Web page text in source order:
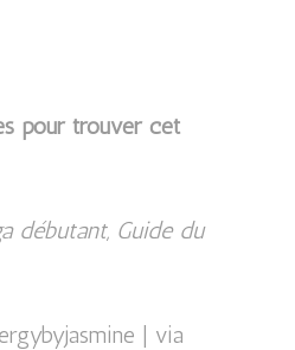
pour trouver cet
débutant, Guide du
| via